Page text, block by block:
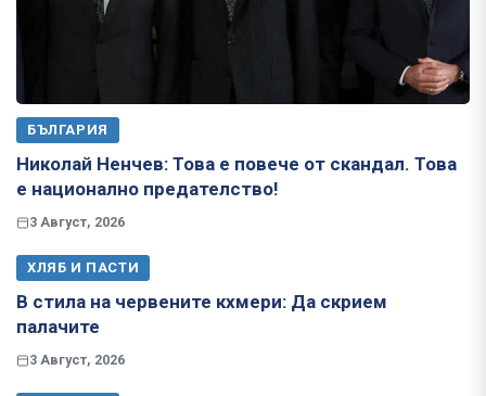
БЪЛГАРИЯ
Николай Ненчев: Това е повече от скандал. Това
е национално предателство!
3 Август, 2026
ХЛЯБ И ПАСТИ
В стила на червените кхмери: Да скрием
палачите
3 Август, 2026